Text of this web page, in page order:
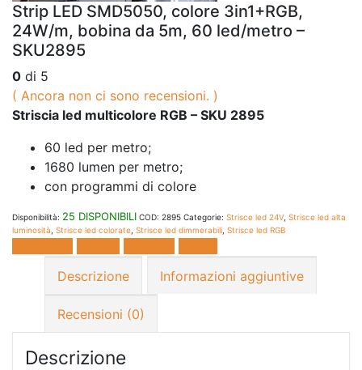
Strip LED SMD5050, colore 3in1+RGB,
24W/m, bobina da 5m, 60 led/metro –
SKU2895
0 di 5
( Ancora non ci sono recensioni. )
Striscia led multicolore RGB – SKU 2895
60 led per metro;
1680 lumen per metro;
con programmi di colore
Disponibilità: 25 DISPONIBILI COD: 2895 Categorie: Strisce led 24V, Strisce led alta
luminosità Strisce led colorate Strisce led dimmerabili Strisce led RGB
Descrizione
Informazioni aggiuntive
Recensioni (0)
Descrizione